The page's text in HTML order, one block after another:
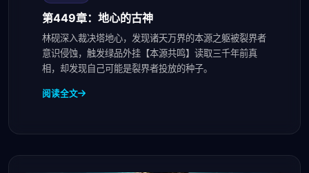
第449章：地心的古神
林砚深入裁决塔地心，发现诸天万界的本源之躯被裂界者
意识侵蚀，触发绿品外挂【本源共鸣】读取三千年前真
相，却发现自己可能是裂界者投放的种子。
阅读全文